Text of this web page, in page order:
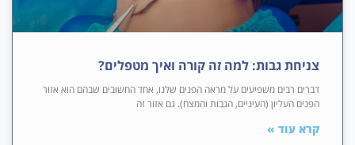
צניחת גבות: למה זה קורה ואיך מטפלים?
דברים רבים משפיעים על מראה הפנים שלנו, אחד החשובים שבהם הוא אזור
הפנים העליון (העיניים, הגבות והמצח). גם אזור זה
קרא עוד »